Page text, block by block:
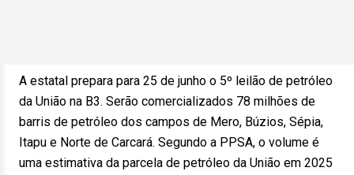
A estatal prepara para 25 de junho o 5º leilão de petróleo
da União na B3. Serão comercializados 78 milhões de
barris de petróleo dos campos de Mero, Búzios, Sépia,
Itapu e Norte de Carcará. Segundo a PPSA, o volume é
uma estimativa da parcela de petróleo da União em 2025